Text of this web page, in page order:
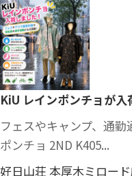
KiU レインポンチョが入
フェスやキャンプ、通
ポンチョ 2ND K405...
好日山荘 本厚木ミロー